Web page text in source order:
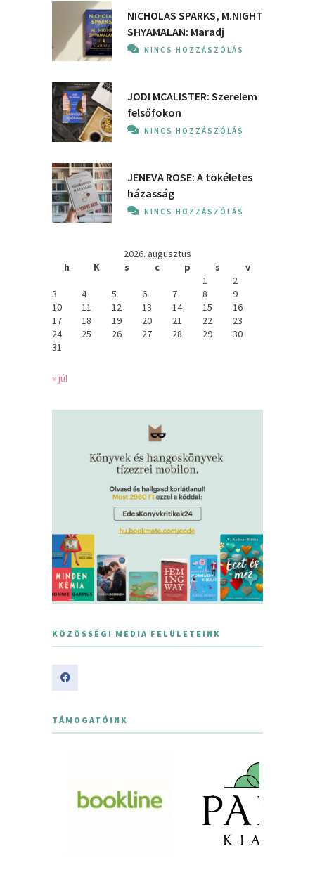
NICHOLAS SPARKS, M.NIGHT
SHYAMALAN: Maradj
NINCS HOZZÁSZÓLÁS
JODI MCALISTER: Szerelem
felsőfokon
NINCS HOZZÁSZÓLÁS
JENEVA ROSE: A ​tökéletes
házasság
NINCS HOZZÁSZÓLÁS
2026. augusztus
h
K s c p s
v
1
2
3
4 5 6 7 8
9
10
11 12 13 14 15
16
17
18 19 20 21 22
23
24
25 26 27 28 29
30
31
« júl
KÖZÖSSÉGI MÉDIA FELÜLETEINK
TÁMOGATÓINK